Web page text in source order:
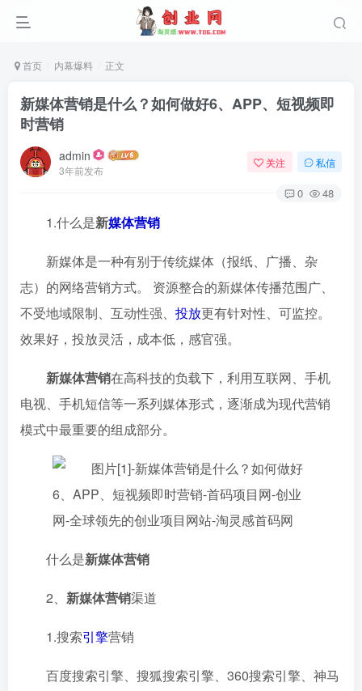
首页 内幕爆料 正文
新媒体营销是什么？如何做好6、APP、短视频即
时营销
admin
3年前发布
关注 私信
0 48
1.什么是新媒体营销
新媒体是一种有别于传统媒体（报纸、广播、杂
志）的网络营销方式。 资源整合的新媒体传播范围广、
不受地域限制、互动性强、 投放更有针对性、可监控。
效果好，投放灵活，成本低，感官强。
新媒体营销在高科技的负载下，利用互联网、手机
电视、手机短信等一系列媒体形式，逐渐成为现代营销
模式中最重要的组成部分。
什么是新媒体营销
2、 新媒体营销渠道
1.搜索引擎营销
百度搜索引擎、搜狐搜索引擎、360搜索引擎、神马